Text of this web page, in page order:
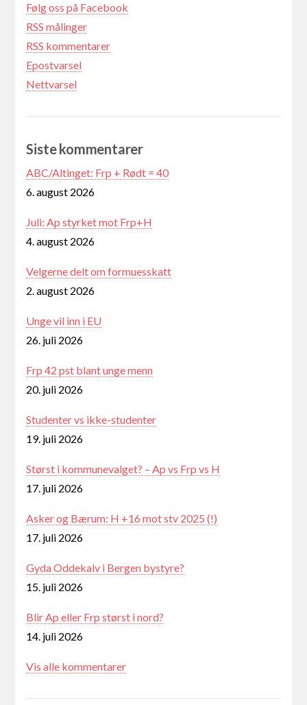
Følg oss på Facebook
RSS målinger
RSS kommentarer
Epostvarsel
Nettvarsel
Siste kommentarer
ABC/Altinget: Frp + Rødt = 40
6. august 2026
Juli: Ap styrket mot Frp+H
4. august 2026
Velgerne delt om formuesskatt
2. august 2026
Unge vil inn i EU
26. juli 2026
Frp 42 pst blant unge menn
20. juli 2026
Studenter vs ikke-studenter
19. juli 2026
Størst i kommunevalget? – Ap vs Frp vs H
17. juli 2026
Asker og Bærum: H +16 mot stv 2025 (!)
17. juli 2026
Gyda Oddekalv i Bergen bystyre?
15. juli 2026
Blir Ap eller Frp størst i nord?
14. juli 2026
Vis alle kommentarer